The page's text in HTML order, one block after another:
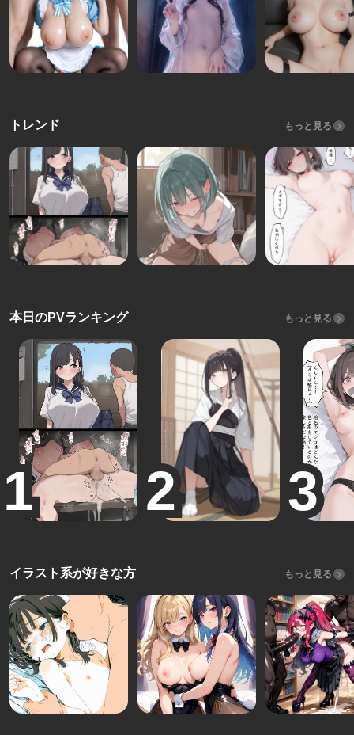
トレンド もっと見る
本日のPVランキング もっと見る
イラスト系が好きな方 もっと見る